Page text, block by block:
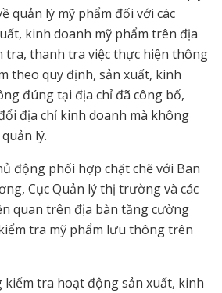
quản lý mỹ phẩm đối với các
kinh doanh mỹ phẩm trên địa
tra, thanh tra việc thực hiện thông
theo quy định, sản xuất, kinh
đúng tại địa chỉ đã công bố,
địa chỉ kinh doanh mà không
lý.
động phối hợp chặt chẽ với Ban
Cục Quản lý thị trường và các
quan trên địa bàn tăng cường
tra mỹ phẩm lưu thông trên
tra hoạt động sản xuất, kinh